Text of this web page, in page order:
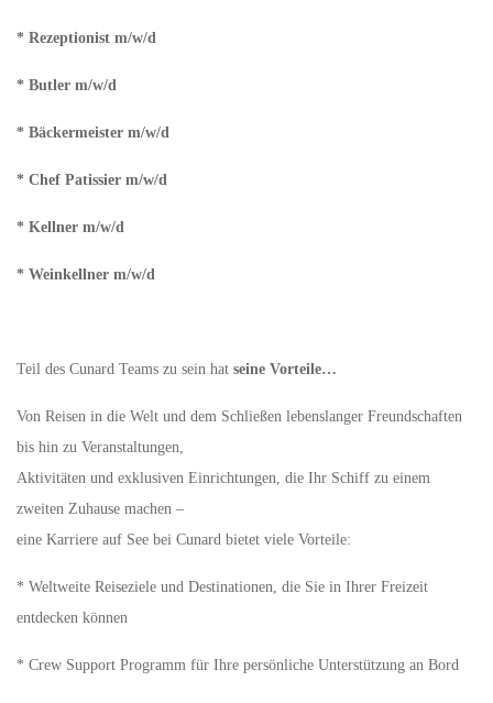
* Rezeptionist m/w/d
* Butler m/w/d
* Bäckermeister m/w/d
* Chef Patissier m/w/d
* Kellner m/w/d
* Weinkellner m/w/d
Teil des Cunard Teams zu sein hat seine Vorteile…
Von Reisen in die Welt und dem Schließen lebenslanger Freundschaften
bis hin zu Veranstaltungen,
Aktivitäten und exklusiven Einrichtungen, die Ihr Schiff zu einem
zweiten Zuhause machen –
eine Karriere auf See bei Cunard bietet viele Vorteile:
* Weltweite Reiseziele und Destinationen, die Sie in Ihrer Freizeit
entdecken können
* Crew Support Programm für Ihre persönliche Unterstützung an Bord